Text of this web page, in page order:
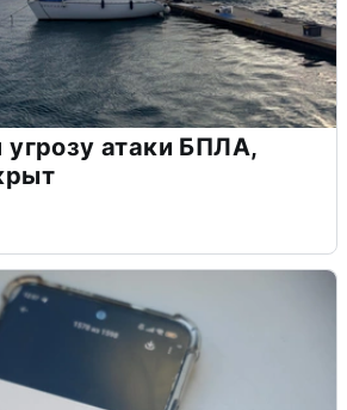
угрозу атаки БПЛА,